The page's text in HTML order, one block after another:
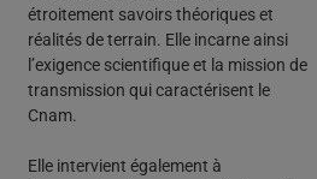
étroitement savoirs théoriques et
réalités de terrain. Elle incarne ainsi
l’exigence scientifique et la mission de
transmission qui caractérisent le
Cnam.
Elle intervient également à